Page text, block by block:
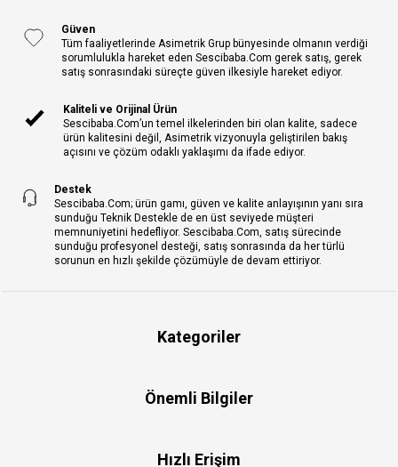
Güven
Tüm faaliyetlerinde Asimetrik Grup bünyesinde olmanın verdiği
sorumlulukla hareket eden Sescibaba.Com gerek satış, gerek
satış sonrasındaki süreçte güven ilkesiyle hareket ediyor.
Kaliteli ve Orijinal Ürün
Sescibaba.Com’un temel ilkelerinden biri olan kalite, sadece
ürün kalitesini değil, Asimetrik vizyonuyla geliştirilen bakış
açısını ve çözüm odaklı yaklaşımı da ifade ediyor.
Destek
Sescibaba.Com; ürün gamı, güven ve kalite anlayışının yanı sıra
sunduğu Teknik Destekle de en üst seviyede müşteri
memnuniyetini hedefliyor. Sescibaba.Com, satış sürecinde
sunduğu profesyonel desteği, satış sonrasında da her türlü
sorunun en hızlı şekilde çözümüyle de devam ettiriyor.
Kategoriler
Önemli Bilgiler
Hızlı Erişim